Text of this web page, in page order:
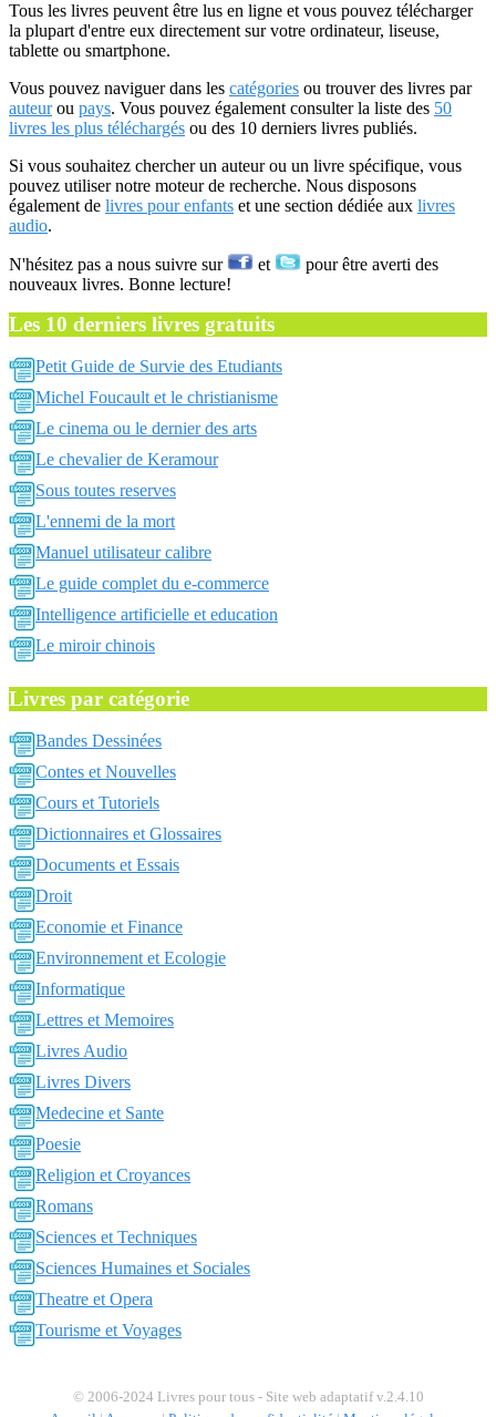
Tous les livres peuvent être lus en ligne et vous pouvez télécharger
la plupart d'entre eux directement sur votre ordinateur, liseuse,
tablette ou smartphone.
Vous pouvez naviguer dans les catégories ou trouver des livres par
auteurou pays. Vous pouvez également consulter la liste des 50
livres les plus téléchargés ou des 10 derniers livres publiés.
Si vous souhaitez chercher un auteur ou un livre spécifique, vous
pouvez utiliser notre moteur de recherche. Nous disposons
également de livres pour enfants et une section dédiée aux livres
audio.
N'hésitez pas a nous suivre sur et
pour être averti des
nouveaux livres. Bonne lecture!
Les 10 derniers livres gratuits
Petit Guide de Survie des Etudiants
Michel Foucault et le christianisme
Le cinema ou le dernier des arts
Le chevalier de Keramour
Sous toutes reserves
L'ennemi de la mort
Manuel utilisateur calibre
Le guide complet du e-commerce
Intelligence artificielle et education
Le miroir chinois
Livres par catégorie
Bandes Dessinées
Contes et Nouvelles
Cours et Tutoriels
Dictionnaires et Glossaires
Documents et Essais
Droit
Economie et Finance
Environnement et Ecologie
Informatique
Lettres et Memoires
Livres Audio
Livres Divers
Medecine et Sante
Poesie
Religion et Croyances
Romans
Sciences et Techniques
Sciences Humaines et Sociales
Theatre et Opera
Tourisme et Voyages
© 2006-2024 Livres pour tous - Site web adaptatif v.2.4.10